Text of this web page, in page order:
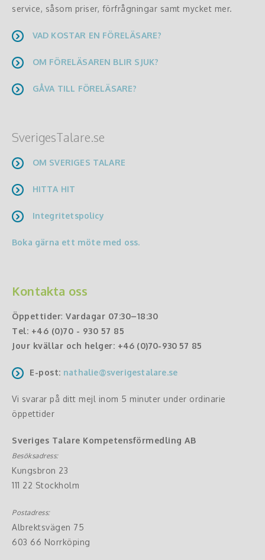
service, såsom priser, förfrågningar samt mycket mer.
VAD KOSTAR EN FÖRELÄSARE?
OM FÖRELÄSAREN BLIR SJUK?
GÅVA TILL FÖRELÄSARE?
SverigesTalare.se
OM SVERIGES TALARE
HITTA HIT
Integritetspolicy
Boka gärna ett möte med oss.
Kontakta oss
Öppettider: Vardagar 07:30–18:30
Tel: +46 (0)70 - 930 57 85
Jour kvällar och helger: +46 (0)70-930 57 85
E-post: nathalie@sverigestalare.se
Vi svarar på ditt mejl inom 5 minuter under ordinarie
öppettider
Sveriges Talare Kompetensförmedling AB
Besöksadress:
Kungsbron 23
111 22 Stockholm
Postadress:
Albrektsvägen 75
603 66 Norrköping